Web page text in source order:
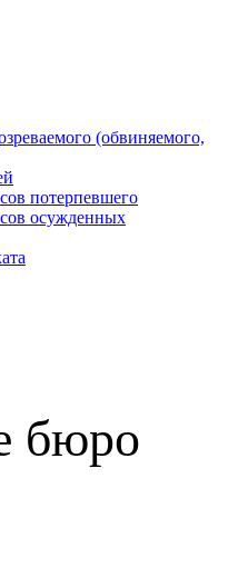
(обвиняемого,
потерпевшего
осужденных
бюро